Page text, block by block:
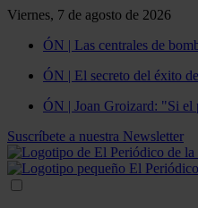
Viernes, 7 de agosto de 2026
ÓN | Las centrales de
ÓN | El secreto del éxito
ÓN | Joan Groizard: "Si el
Suscríbete a nuestra Newsletter